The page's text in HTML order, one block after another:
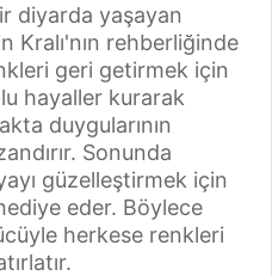
diyarda yaşayan
Kralı'nın rehberliğinde
geri getirmek için
hayaller kurarak
duygularının
Sonunda
güzelleştirmek için
eder. Böylece
herkese renkleri